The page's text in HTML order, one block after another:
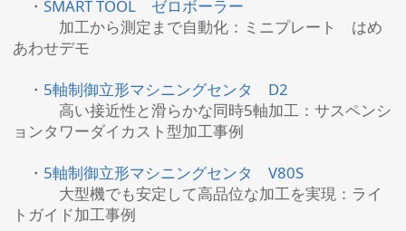
・ SMART TOOL ゼロボーラー
加工から測定まで自動化：ミニプレート はめ
あわせデモ
・ 5軸制御立形マシニングセンタ D2
高い接近性と滑らかな同時5軸加工：サスペンシ
ョンタワーダイカスト型加工事例
・ 5軸制御立形マシニングセンタ V80S
大型機でも安定して高品位な加工を実現：ライ
トガイド加工事例